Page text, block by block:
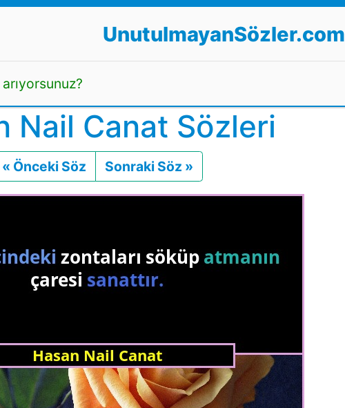
UnutulmayanSözler.com
Nail Canat Sözleri
« Önceki Söz Önceki
Sonraki Söz »